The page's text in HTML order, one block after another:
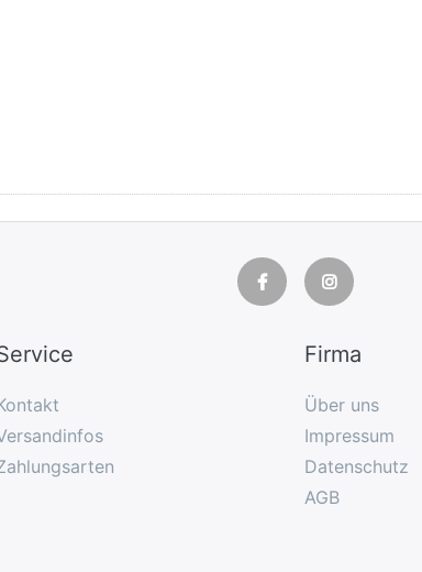
Firma
Über uns
Impressum
Datenschutz
AGB